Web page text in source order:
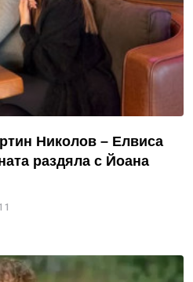
Николов – Елвиса
раздяла с Йоана